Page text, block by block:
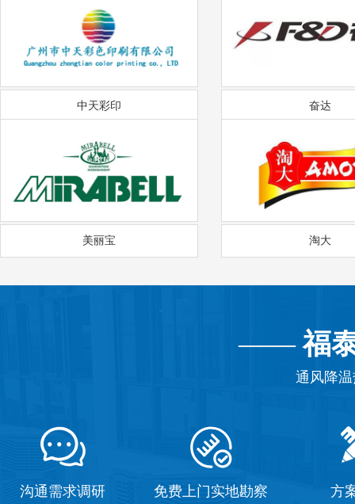
中天彩印 奋达
美丽宝 淘大
——福
通风降
沟通需求调研 免费上门实地勘察 方